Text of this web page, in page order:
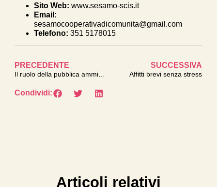
Sito Web: www.sesamo-scis.it
Email:
sesamocooperativadicomunita@gmail.com
Telefono: 351 5178015
PRECEDENTE
Il ruolo della pubblica amministrazione per Ospitar
SUCCESSIVA
Affitti brevi senza stress
Condividi:
Articoli relativi